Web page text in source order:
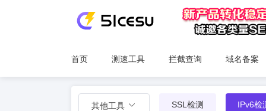
首页 测速工具 拦截查询 域名备案
其他工具 SSL检测 IPv6检